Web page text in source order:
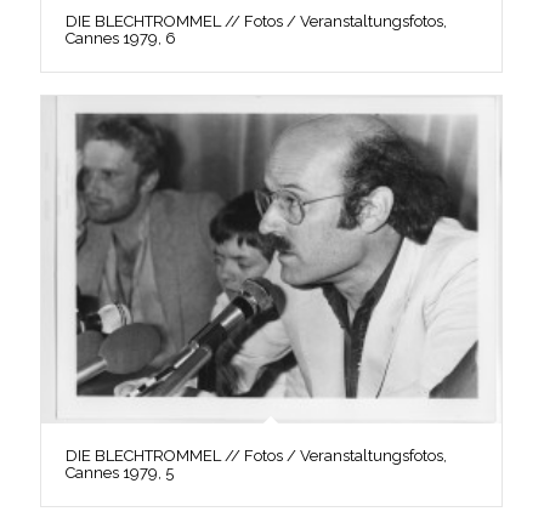
DIE BLECHTROMMEL // Fotos / Veranstaltungsfotos,
Cannes 1979, 6
DIE BLECHTROMMEL // Fotos / Veranstaltungsfotos,
Cannes 1979, 5